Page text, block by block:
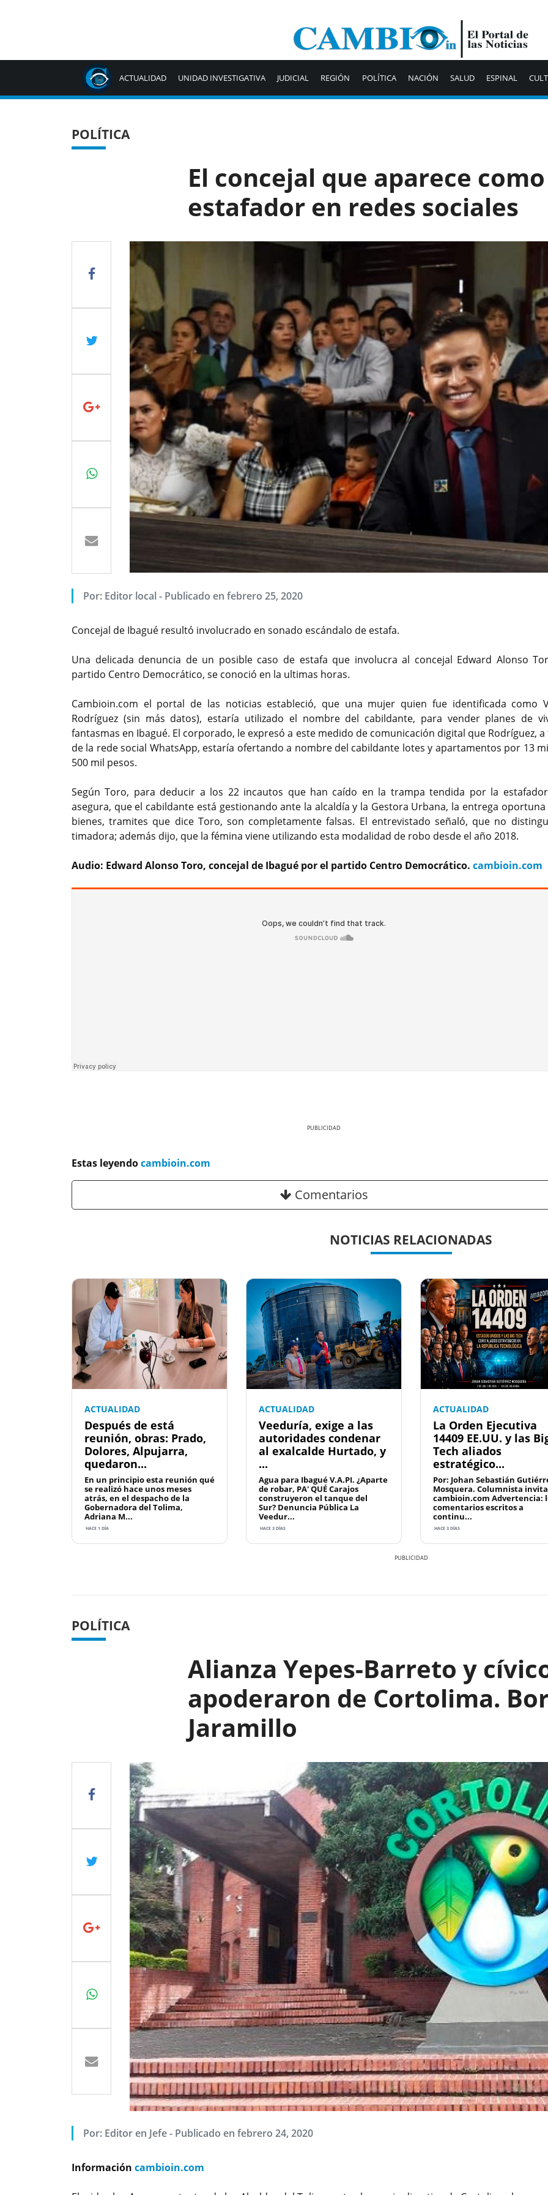
ACTUALIDAD UNIDAD INVESTIGATIVA JUDICIAL REGIÓN POLÍTICA NACIÓN SALUD ESPINAL
POLÍTICA
El concejal que aparece como
estafador en redes sociales
Por: Editor local - Publicado en febrero 25, 2020
Concejal de Ibagué resultó involucrado en sonado escándalo de estafa.
Una delicada denuncia de un posible caso de estafa que involucra al concejal Edward Alonso
partido Centro Democrático, se conoció en la ultimas horas.
Cambioin.com el portal de las noticias estableció, que una mujer quien fue identificada como
Rodríguez (sin más datos), estaría utilizado el nombre del cabildante, para vender planes de
fantasmas en Ibagué. El corporado, le expresó a este medido de comunicación digital que Rodríguez, a
de la rede social WhatsApp, estaría ofertando a nombre del cabildante lotes y apartamentos por 13
500 mil pesos.
Según Toro, para deducir a los 22 incautos que han caído en la trampa tendida por la
asegura, que el cabildante está gestionando ante la alcaldía y la Gestora Urbana, la entrega
bienes, tramites que dice Toro, son completamente falsas. El entrevistado señaló, que no
timadora; además dijo, que la fémina viene utilizando esta modalidad de robo desde el año 2018.
Audio: Edward Alonso Toro, concejal de Ibagué por el partido Centro Democrático. cambioin.com
Estas leyendocambioin.com
Comentarios
NOTICIAS RELACIONADAS
ACTUALIDAD
Después de está
reunión, obras: Prado,
Dolores, Alpujarra,
quedaron...
En un principio esta reunión qué
se realizó hace unos meses
atrás, en el despacho de la
Gobernadora del Tolima,
Adriana M...
HACE 1 DÍA
ACTUALIDAD
Veeduría, exige a las
autoridades condenar
al exalcalde Hurtado, y
...
Agua para Ibagué V.A.PI. ¿Aparte
de robar, PA' QUÉ Carajos
construyeron el tanque del
Sur? Denuncia Pública La
Veedur...
HACE 3 DÍAS
ACTUALIDAD
La Orden Ejecutiva
14409 EE.UU. y las
Tech aliados
estratégico...
Por: Johan Sebastián
Mosquera. Columnista
cambioin.com Advertencia:
comentarios escritos a
continu...
HACE 3 DÍAS
POLÍTICA
Alianza Yepes-Barreto y
apoderaron de Cortolima.
Jaramillo
Por: Editor en Jefe- Publicado en febrero 24, 2020
Información cambioin.com